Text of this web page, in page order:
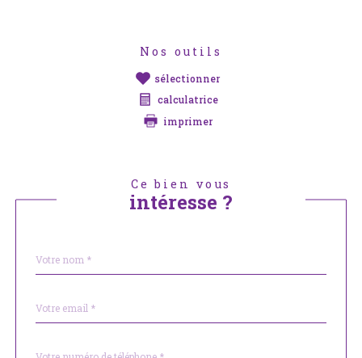
Nos outils
sélectionner
calculatrice
imprimer
Ce bien vous
intéresse ?
par
*
*